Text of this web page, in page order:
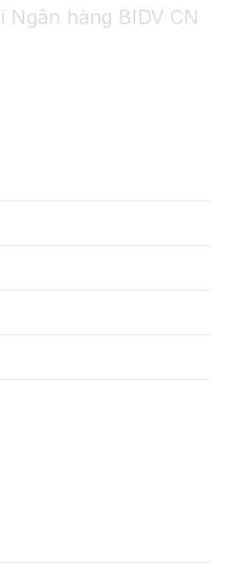
Ngân hàng BIDV CN